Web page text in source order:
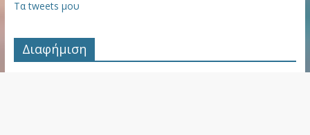
Τα tweets μου
Διαφήμιση